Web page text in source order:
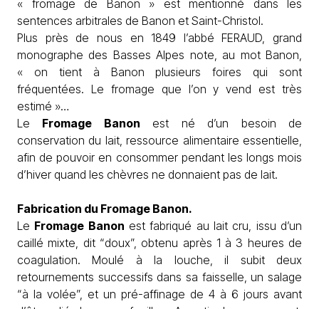
« fromage de Banon » est mentionné dans les
sentences arbitrales de Banon et Saint-Christol.
Plus près de nous en 1849 l’abbé FERAUD, grand
monographe des Basses Alpes note, au mot Banon,
« on tient à Banon plusieurs foires qui sont
fréquentées. Le fromage que l’on y vend est très
estimé »…
Le Fromage Banon est né d’un besoin de
conservation du lait, ressource alimentaire essentielle,
afin de pouvoir en consommer pendant les longs mois
d’hiver quand les chèvres ne donnaient pas de lait.
Fabrication du Fromage Banon.
Le Fromage Banon est fabriqué au lait cru, issu d’un
caillé mixte, dit “doux”, obtenu après 1 à 3 heures de
coagulation. Moulé à la louche, il subit deux
retournements successifs dans sa faisselle, un salage
“à la volée”, et un pré-affinage de 4 à 6 jours avant